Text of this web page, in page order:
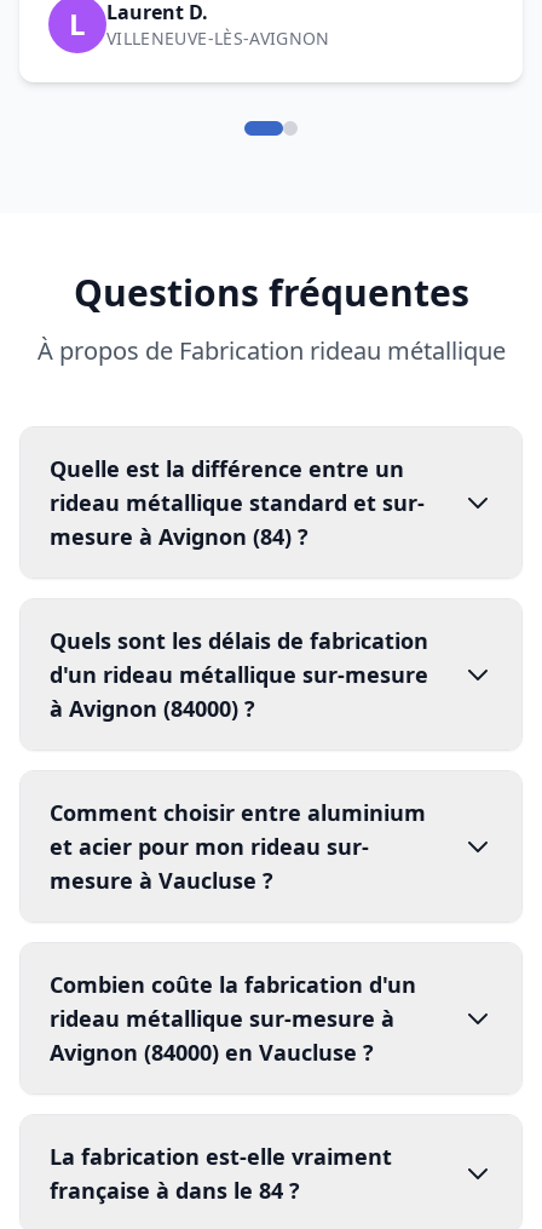
L Laurent D.
VILLENEUVE-LÈS-AVIGNON
Questions fréquentes
À propos de Fabrication rideau métallique
Quelle est la différence entre un
rideau métallique standard et sur-
mesure à Avignon (84) ?
Quels sont les délais de fabrication
d'un rideau métallique sur-mesure
à Avignon (84000) ?
installation
installation
Comment choisir entre aluminium
et acier pour mon rideau sur-
mesure à Vaucluse ?
Combien coûte la fabrication d'un
rideau métallique sur-mesure à
Avignon (84000) en Vaucluse ?
La fabrication est-elle vraiment
française à dans le 84 ?